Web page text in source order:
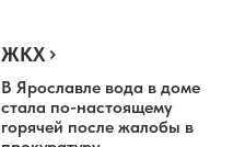
ЖКХ
В Ярославле вода в доме
стала по-настоящему
горячей после жалобы в